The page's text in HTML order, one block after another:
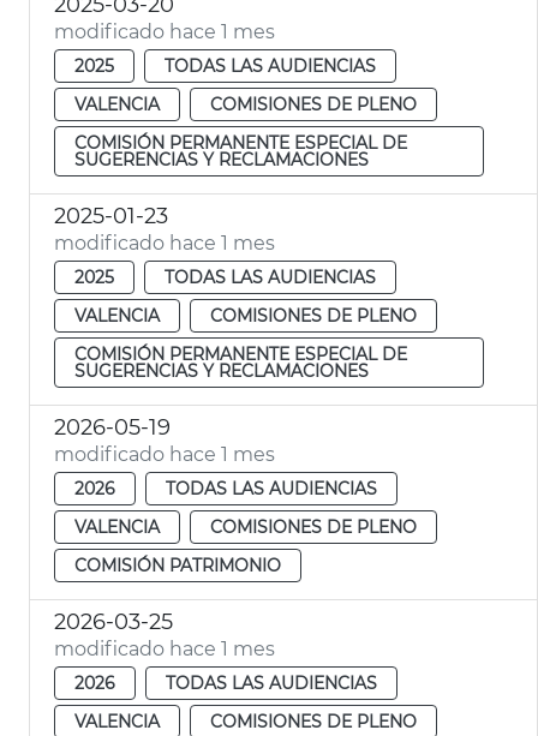
modificado hace 1 mes
2025
TODAS LAS AUDIENCIAS
VALENCIA
COMISIONES DE PLENO
COMISIÓN PERMANENTE ESPECIAL DE
SUGERENCIAS Y RECLAMACIONES
2025-01-23
modificado hace 1 mes
2025
TODAS LAS AUDIENCIAS
VALENCIA
COMISIONES DE PLENO
COMISIÓN PERMANENTE ESPECIAL DE
SUGERENCIAS Y RECLAMACIONES
2026-05-19
modificado hace 1 mes
2026
TODAS LAS AUDIENCIAS
VALENCIA
COMISIONES DE PLENO
COMISIÓN PATRIMONIO
2026-03-25
modificado hace 1 mes
2026
TODAS LAS AUDIENCIAS
VALENCIA
COMISIONES DE PLENO